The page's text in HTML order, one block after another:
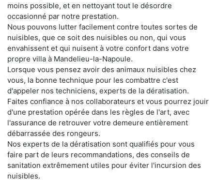
moins possible, et en nettoyant tout le désordre
occasionné par notre prestation.
Nous pouvons lutter facilement contre toutes sortes de
nuisibles, que ce soit des nuisibles ou non, qui vous
envahissent et qui nuisent à votre confort dans votre
propre villa à Mandelieu-la-Napoule.
Lorsque vous pensez avoir des animaux nuisibles chez
vous, la bonne technique pour les combattre c'est
d'appeler nos techniciens, experts de la dératisation.
Faites confiance à nos collaborateurs et vous pourrez jouir
d'une prestation opérée dans les règles de l'art, avec
l'assurance de retrouver votre demeure entièrement
débarrassée des rongeurs.
Nos experts de la dératisation sont qualifiés pour vous
faire part de leurs recommandations, des conseils de
sanitation extrêmement utiles pour éviter l'incursion des
nuisibles.